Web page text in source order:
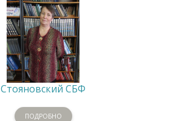
Стояновский СБФ
ПОДРОБНО